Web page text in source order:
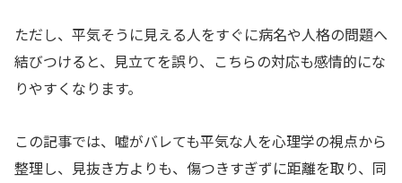
ただし、平気そうに見える人をすぐに病名や人格の問題へ
結びつけると、見立てを誤り、こちらの対応も感情的にな
りやすくなります。
この記事では、嘘がバレても平気な人を心理学の視点から
整理し、見抜き方よりも、傷つきすぎずに距離を取り、同